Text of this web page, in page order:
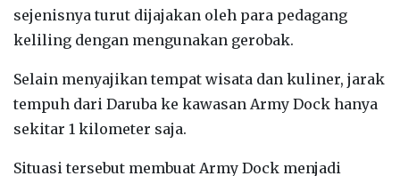
sejenisnya turut dijajakan oleh para pedagang
keliling dengan mengunakan gerobak.
Selain menyajikan tempat wisata dan kuliner, jarak
tempuh dari Daruba ke kawasan Army Dock hanya
sekitar 1 kilometer saja.
Situasi tersebut membuat Army Dock menjadi